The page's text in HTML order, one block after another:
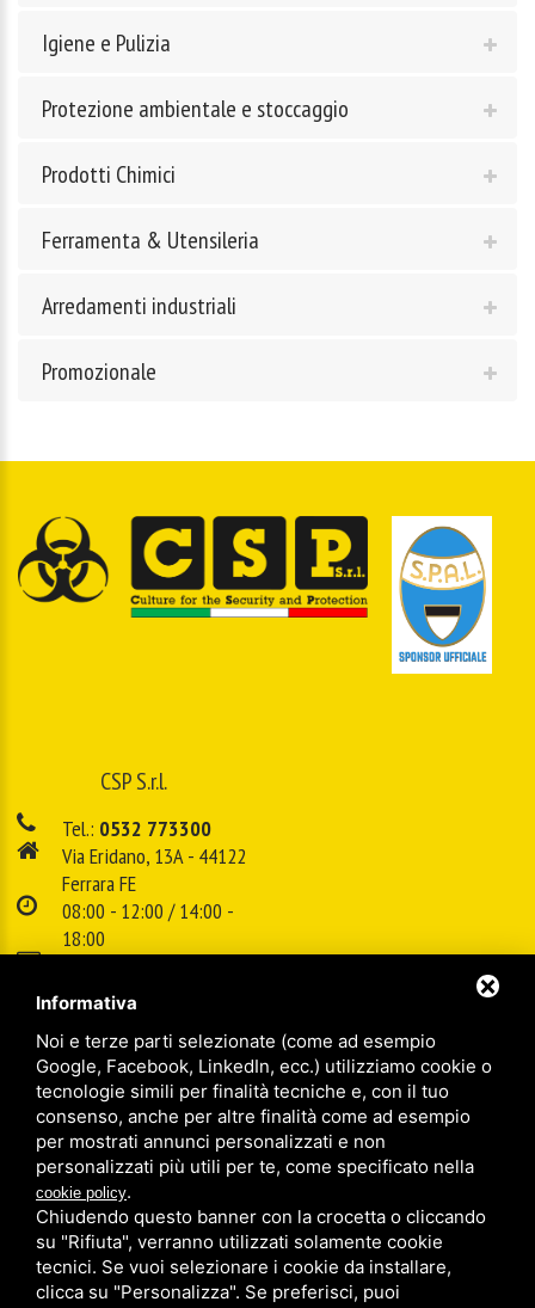
Igiene e Pulizia
Protezione ambientale e stoccaggio
Prodotti Chimici
Ferramenta & Utensileria
Arredamenti industriali
Promozionale
CSP S.r.l.
Tel.: 0532 773300
Via Eridano, 13A - 44122
Ferrara FE
08:00 - 12:00 / 14:00 -
18:00
info@cspsrl.biz
Sitemap / Privacy policy/Legal
Informativa
Noi e terze parti selezionate (come ad esempio
Google, Facebook, LinkedIn, ecc.) utilizziamo cookie o
tecnologie simili per finalità tecniche e, con il tuo
consenso, anche per altre finalità come ad esempio
per mostrati annunci personalizzati e non
personalizzati più utili per te, come specificato nella
cookie policy.
Chiudendo questo banner con la crocetta o cliccando
su "Rifiuta", verranno utilizzati solamente cookie
tecnici. Se vuoi selezionare i cookie da installare,
clicca su "Personalizza". Se preferisci, puoi